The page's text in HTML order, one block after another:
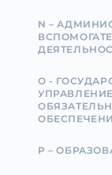
N –
О -
P –